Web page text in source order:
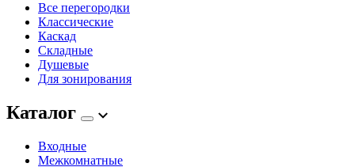
Все перегородки
Классические
Каскад
Складные
Душевые
Для зонирования
Каталог
Входные
Межкомнатные